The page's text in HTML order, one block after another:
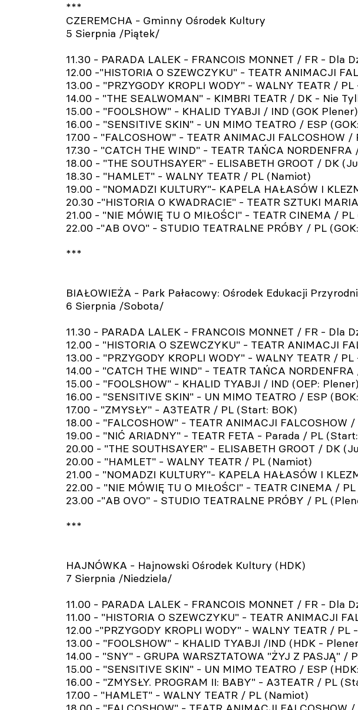
***
CZEREMCHA - Gminny Ośrodek Kultury
5 Sierpnia /Piątek/
11.30 - PARADA LALEK - FRANCOIS MONNET / FR - Dla
12.00 -"HISTORIA O SZEWCZYKU" - TEATR ANIMACJI
13.00 - "PRZYGODY KROPLI WODY" - WALNY TEATR /
14.00 - "THE SEALWOMAN" - KIMBRI TEATR / DK - Nie
15.00 - "FOOLSHOW" - KHALID TYABJI / IND (GOK Plener)
16.00 - "SENSITIVE SKIN" - UN MIMO TEATRO / ESP
17.00 - "FALCOSHOW" - TEATR ANIMACJI FALCOSHOW /
17.30 - "CATCH THE WIND" - TEATR TAŃCA
18.00 - "THE SOUTHSAYER" - ELISABETH GROOT / DK
18.30 - "HAMLET" - WALNY TEATR / PL (Namiot)
19.00 - "NOMADZI KULTURY"- KAPELA HAŁASÓW I
20.30 -"HISTORIA O KWADRACIE" - TEATR SZTUKI
21.00 - "NIE MÓWIĘ TU O MIŁOŚCI" - TEATR CINEMA / PL
22.00 -"AB OVO" - STUDIO TEATRALNE PRÓBY / PL
***
BIAŁOWIEŻA - Park Pałacowy: Ośrodek Edukacji
6 Sierpnia /Sobota/
11.30 - PARADA LALEK - FRANCOIS MONNET / FR - Dla
12.00 - "HISTORIA O SZEWCZYKU" - TEATR ANIMACJI
13.00 - "PRZYGODY KROPLI WODY" - WALNY TEATR /
14.00 - "CATCH THE WIND" - TEATR TAŃCA
15.00 - "FOOLSHOW" - KHALID TYABJI / IND (OEP: Plener)
16.00 - "SENSITIVE SKIN" - UN MIMO TEATRO / ESP
17.00 - "ZMYSŁY" - A3TEATR / PL (Start: BOK)
18.00 - "FALCOSHOW" - TEATR ANIMACJI FALCOSHOW
19.00 - "NIĆ ARIADNY" - TEATR FETA - Parada / PL
20.00 - "THE SOUTHSAYER" - ELISABETH GROOT / DK
20.00 - "HAMLET" - WALNY TEATR / PL (Namiot)
21.00 - "NOMADZI KULTURY"- KAPELA HAŁASÓW I
22.00 - "NIE MÓWIĘ TU O MIŁOŚCI" - TEATR CINEMA /
23.00 -"AB OVO" - STUDIO TEATRALNE PRÓBY / PL
***
HAJNÓWKA - Hajnowski Ośrodek Kultury (HDK)
7 Sierpnia /Niedziela/
11.00 - PARADA LALEK - FRANCOIS MONNET / FR - Dla
11.00 - "HISTORIA O SZEWCZYKU" - TEATR ANIMACJI
12.00 -"PRZYGODY KROPLI WODY" - WALNY TEATR /
13.00 - "FOOLSHOW" - KHALID TYABJI /IND (HDK -
14.00 - "SNY" - GRUPA WARSZTATOWA "ŻYJ Z PASJĄ" /
15.00 - "SENSITIVE SKIN" - UN MIMO TEATRO / ESP
16.00 - "ZMYSŁY. PROGRAM II: BABY" - A3TEATR / PL
17.00 - "HAMLET" - WALNY TEATR / PL (Namiot)